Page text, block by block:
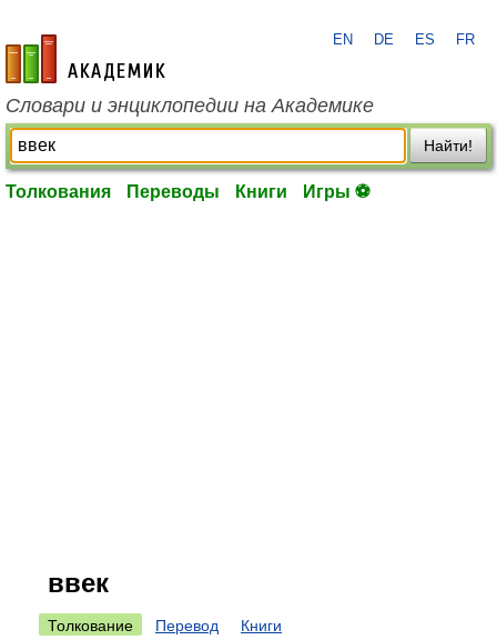
academic.ru
EN DE ES FR
Словари и энциклопедии на Академике
Найти!
Толкования Переводы Книги Игры ⚽
ввек
Толкование Перевод Книги